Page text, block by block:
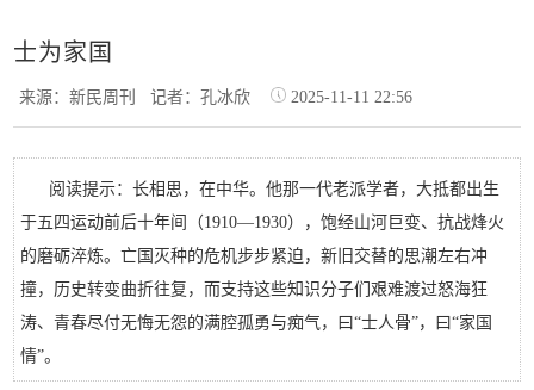
士为家国
来源：新民周刊记者：孔冰欣 2025-11-11 22:56
阅读提示：长相思，在中华。他那一代老派学者，大抵都出生
于五四运动前后十年间（1910—1930），饱经山河巨变、抗战烽火
的磨砺淬炼。亡国灭种的危机步步紧迫，新旧交替的思潮左右冲
撞，历史转变曲折往复，而支持这些知识分子们艰难渡过怒海狂
涛、青春尽付无悔无怨的满腔孤勇与痴气，曰“士人骨”，曰“家国
情”。